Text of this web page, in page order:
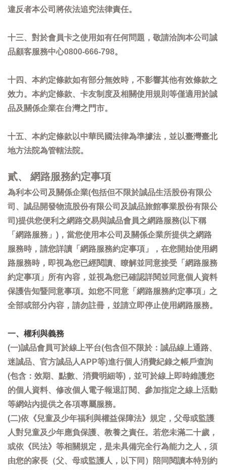
違反者本公司將依法追究法律責任。
十三、對於會員卡之使用如有任何問題，敬請洽詢本公司誠
品顧客服務中心0800-666-798。
十四、本約定條款如有部分無效時，不影響其他有效條款之
效力。本約定條款、卡友制度及相關使用規則等僅適用於誠
品及關係企業在台灣之門市。
十五、本約定條款以中華民國法律為準據法，並以臺灣臺北
地方法院為管轄法院。
貳、 網路服務約定事項
為利本公司及關係企業(包括但不限於誠品生活股份有限公
司、誠品開發物流股份有限公司及誠品旅館事業股份有限公
司)提供您便利之網路交易與誠品會員之網路服務(以下稱
「網路服務」)，當您使用本公司及關係企業所提供之網路
服務時，請您詳讀「網路服務約定事項」，在您開始使用網
路服務時，即視為您已經閱讀、瞭解並同意接受「網路服務
約定事項」所有內容，並視為您已確認詳閱並同意個人資料
保護告知暨同意事項。如您不同意「網路服務約定事項」之
全部或部分內容，請勿註冊，並請立即停止使用網路服務。
一、權利與義務
(一)誠品會員可於線上平台(包含但不限於：誠品線上通路、
迷誠品、官方誠品人APP等)進行個人消費紀錄之帳戶查詢
(包含：效期、點數、消費明細等)，並可於線上即時維護您
的個人資料、修改個人電子報退訂閱、參加指定之線上活動
等網站內提供之各項專屬服務。
(二)依《兒童及少年福利與權益保障法》規定，父母或監護
人對兒童及少年應負保護、教養之責任。若您未滿二十歲，
或依《民法》等相關規定，是未具備完全行為能力之人，須
由您的家長（父、母或監護人，以下同）陪同閱讀本特別約